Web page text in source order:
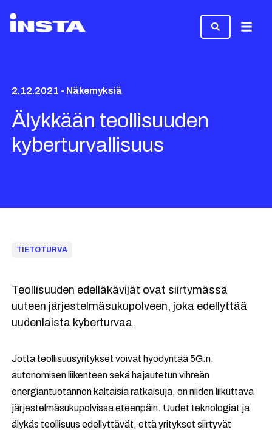
2.12.2021 - Näkemyksiä
Älykkään teollisuuden
kyberturvallisuus
TIETOTURVA
Teollisuuden edelläkävijät ovat siirtymässä
uuteen järjestelmäsukupolveen, joka edellyttää
uudenlaista kyberturvaa.
Jotta teollisuusyritykset voivat hyödyntää 5G:n,
autonomisen liikenteen sekä hajautetun vihreän
energiantuotannon kaltaisia ratkaisuja, on niiden liikuttava
järjestelmäsukupolvissa eteenpäin. Uudet teknologiat ja
älykäs teollisuus edellyttävät, että yritykset siirtyvät